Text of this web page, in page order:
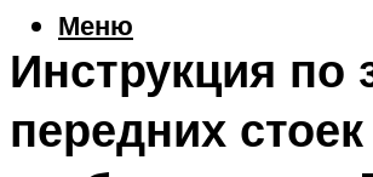
Меню
Инструкция по
передних стоек